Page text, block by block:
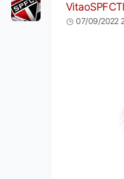
07/09/2022